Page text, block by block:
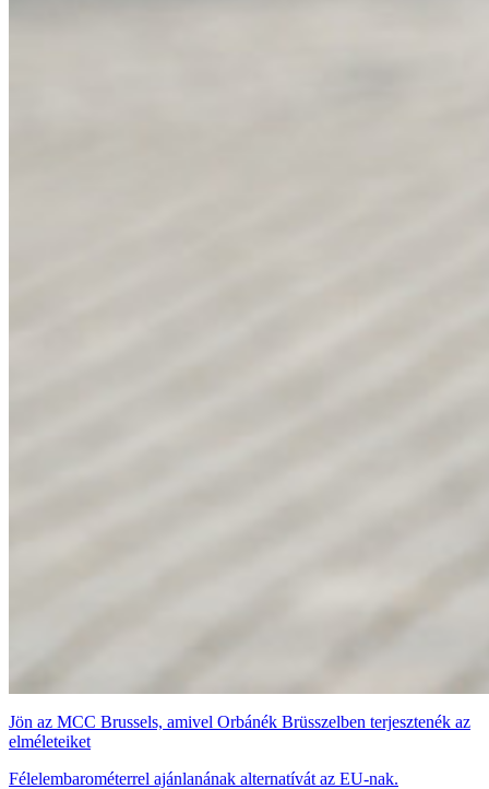
Jön az MCC Brussels, amivel Orbánék Brüsszelben terjesztenék az
elméleteiket
Félelembarométerrel ajánlanának alternatívát az EU-nak.